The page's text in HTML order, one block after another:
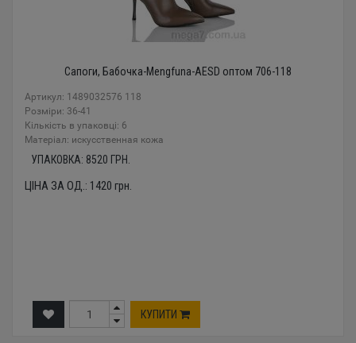
Сапоги, Бабочка-Mengfuna-AESD оптом 706-118
Артикул: 1489032576 118
Розміри: 36-41
Кількість в упаковці: 6
Mатеріал: искусственная кожа
УПАКОВКА: 8520 ГРН.
ЦІНА ЗА ОД.: 1420 грн.
КУПИТИ